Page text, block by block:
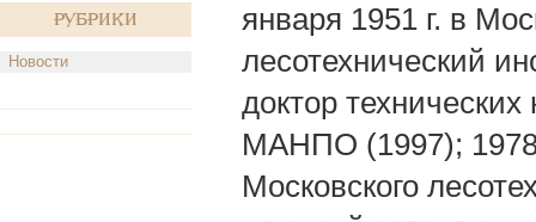
Рубрики
Новости
января 1951 г. в
лесотехнический
доктор
МАНПО (1997);
Московского